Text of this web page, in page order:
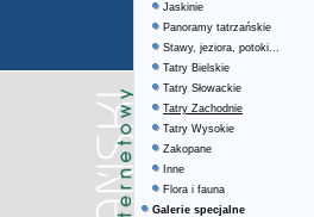
Jaskinie
Panoramy tatrzańskie
Stawy, jeziora, potoki...
Tatry Bielskie
Tatry Słowackie
Tatry Zachodnie
Tatry Wysokie
Zakopane
Inne
Flora i fauna
Galerie specjalne